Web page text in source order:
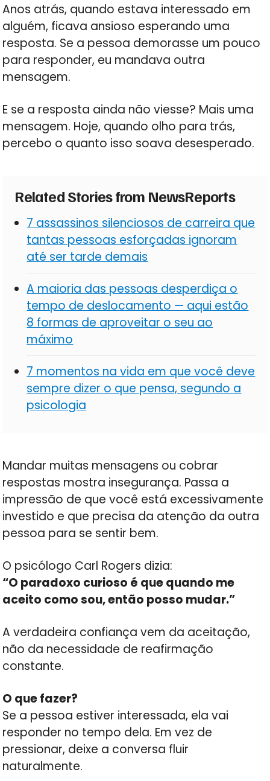
Anos atrás, quando estava interessado em
alguém, ficava ansioso esperando uma
resposta. Se a pessoa demorasse um pouco
para responder, eu mandava outra
mensagem.
E se a resposta ainda não viesse? Mais uma
mensagem. Hoje, quando olho para trás,
percebo o quanto isso soava desesperado.
Related Stories from NewsReports
7 assassinos silenciosos de carreira que
tantas pessoas esforçadas ignoram
até ser tarde demais
A maioria das pessoas desperdiça o
tempo de deslocamento — aqui estão
8 formas de aproveitar o seu ao
máximo
7 momentos na vida em que você deve
sempre dizer o que pensa, segundo a
psicologia
Mandar muitas mensagens ou cobrar
respostas mostra insegurança. Passa a
impressão de que você está excessivamente
investido e que precisa da atenção da outra
pessoa para se sentir bem.
O psicólogo Carl Rogers dizia:
“O paradoxo curioso é que quando me
aceito como sou, então posso mudar.”
A verdadeira confiança vem da aceitação,
não da necessidade de reafirmação
constante.
O que fazer?
Se a pessoa estiver interessada, ela vai
responder no tempo dela. Em vez de
pressionar, deixe a conversa fluir
naturalmente.